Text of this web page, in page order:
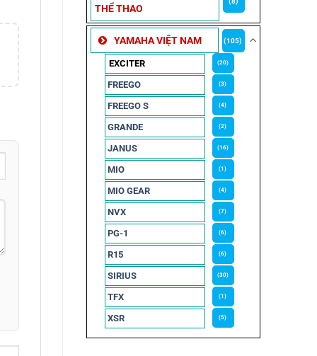
THỂ THAO
YAMAHA VIỆT NAM (105)
EXCITER (20)
FREEGO (3)
FREEGO S (4)
GRANDE (2)
JANUS (16)
MIO (1)
MIO GEAR (4)
NVX (7)
PG-1 (6)
R15 (6)
SIRIUS (30)
TFX (1)
XSR (5)